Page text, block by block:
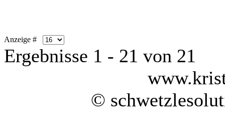
Anzeige #
Ergebnisse 1 - 21 von 21
©